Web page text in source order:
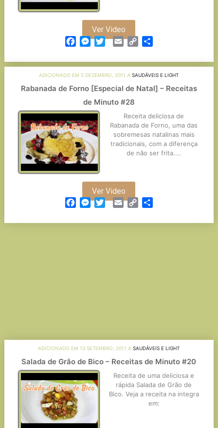
Ver Video
Facebook
Messenger
TwitterEmail Copy
ADICIONADO EM 5 DEZEMBRO, 2011 ASAUDÁVEIS E LIGHT
Rabanada de Forno [Especial de Natal] – Receitas
de Minuto #28
Receita deliciosa de
Rabanada de Forno, uma das
sobremesas natalinas mais
tradicionais, com a diferença
de não ser frita....
Ver Video
Facebook
Messenger
TwitterEmail Copy
ADICIONADO EM 13 SETEMBRO, 2011 ASAUDÁVEIS E LIGHT
Salada de Grão de Bico – Receitas de Minuto #20
Receita de uma deliciosa e
rápida Salada de Grão de
Bico. Veja a receita na integra
em: